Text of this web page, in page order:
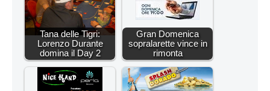
Tana delle Tigri:
Lorenzo Durante
domina il Day 2
Gran Domenica
sopralarette vince in
rimonta